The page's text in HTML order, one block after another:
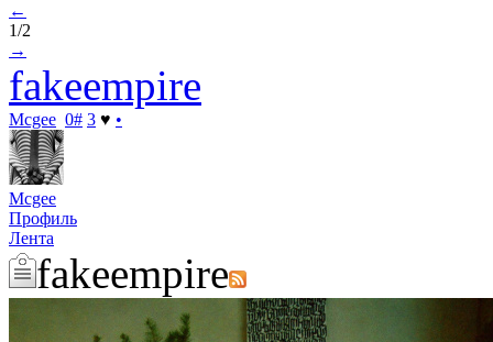
←
1/2
→
fakeempire
Mcgee 0# 3 ♥ •
Mcgee
Профиль
Лента
fakeempire